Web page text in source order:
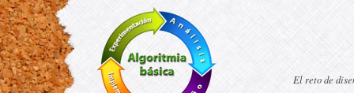
El reto de